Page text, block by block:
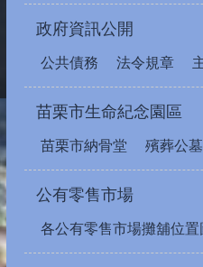
政府資訊公開
公共債務 法令規章
苗栗市生命紀念園區
苗栗市納骨堂 殯葬公
公有零售市場
各公有零售市場攤舖位置